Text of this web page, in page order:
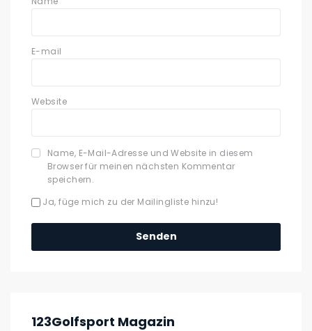
E-mail
Website
Name, E-Mail-Adresse und Website in diesem
Browser für meinen nächsten Kommentar
speichern.
Ja, füge mich zu der Mailingliste hinzu!
123Golfsport Magazin